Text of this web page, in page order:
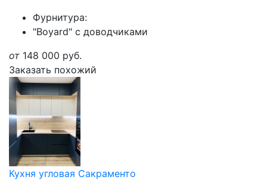
Фурнитура:
"Boyard" с доводчиками
от 148 000 руб.
Заказать похожий
Кухня угловая Сакраменто